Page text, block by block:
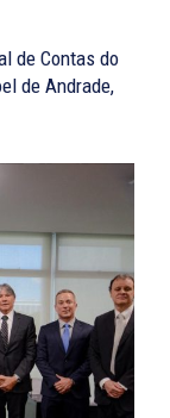
de Contas do
de Andrade,